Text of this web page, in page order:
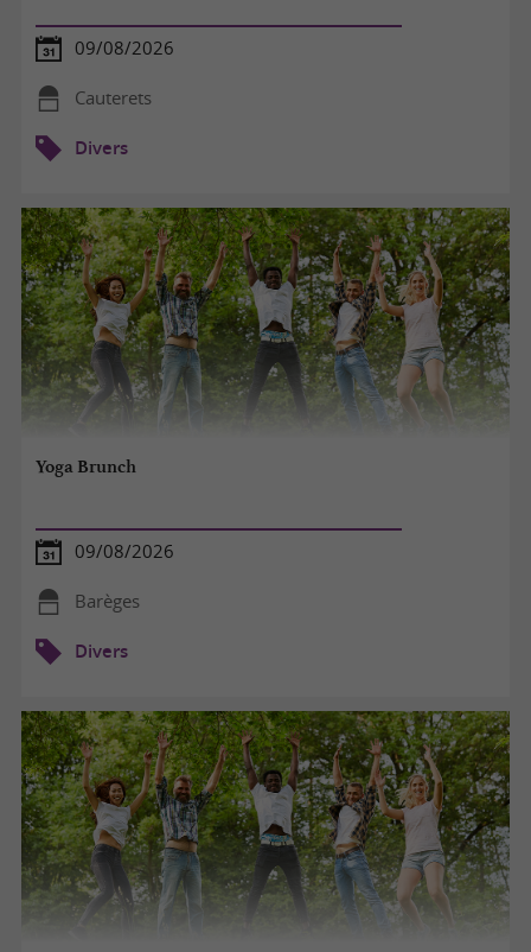
09/08/2026
Cauterets
Divers
Yoga Brunch
09/08/2026
Barèges
Divers